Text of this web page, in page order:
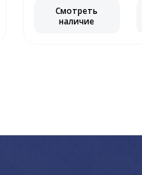
Смотреть
наличие